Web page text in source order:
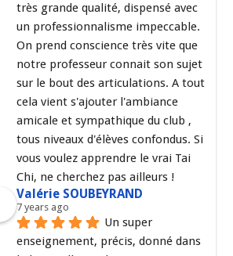
très grande qualité, dispensé avec
un professionnalisme impeccable.
On prend conscience très vite que
notre professeur connait son sujet
sur le bout des articulations. A tout
cela vient s'ajouter l'ambiance
amicale et sympathique du club ,
tous niveaux d'élèves confondus. Si
vous voulez apprendre le vrai Tai
Chi, ne cherchez pas ailleurs !
Valérie SOUBEYRAND
7 years ago
Un super
enseignement, précis, donné dans